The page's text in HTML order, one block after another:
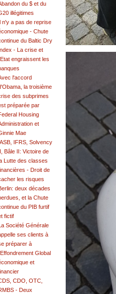
du $ et du
illégitimes
n'y a pas de reprise
- Chute
du Baltic Dry
- La crise et
engraissent les
l'accord
la troisième
des subprimes
préparée par
Housing
et
Mae
IFRS, Solvency
Bâle II: Victoire de
Lutte des classes
- Droit de
les risques
deux décades
et la Chute
du PIB furtif
fictif
Société Générale
ses clients à
préparer à
Global
et
CDO, OTC,
- Deux